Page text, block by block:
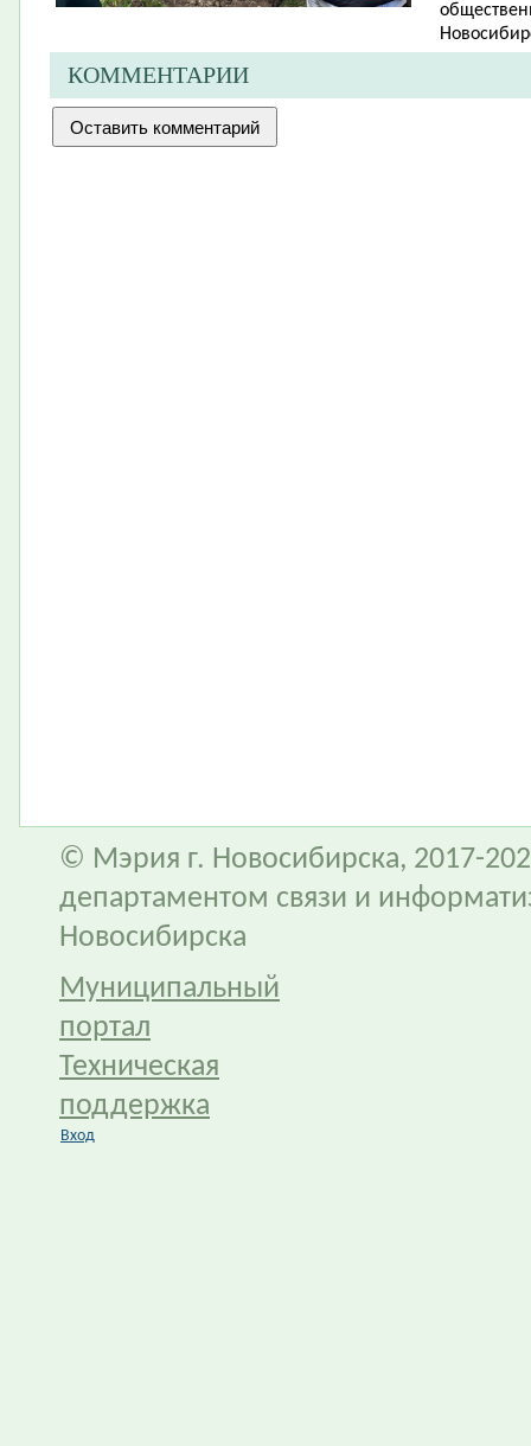
КОММЕНТАРИИ
© Мэрия г. Новосибирска, 2017-
департаментом связи и
Новосибирска
Муниципальный
портал
Техническая
поддержка
Вход